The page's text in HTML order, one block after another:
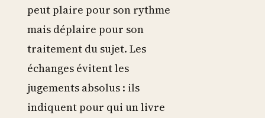
peut plaire pour son rythme
mais déplaire pour son
traitement du sujet. Les
échanges évitent les
jugements absolus : ils
indiquent pour qui un livre